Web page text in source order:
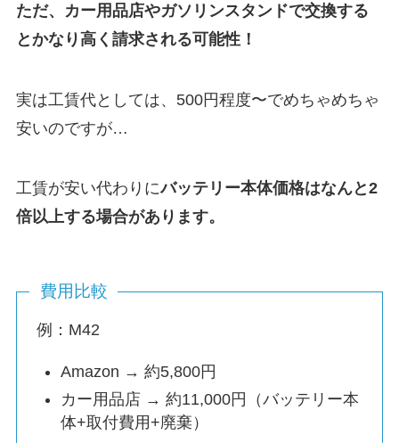
ただ、カー用品店やガソリンスタンドで交換する
とかなり高く請求される可能性！
実は工賃代としては、500円程度〜でめちゃめちゃ
安いのですが…
工賃が安い代わりにバッテリー本体価格はなんと2
倍以上する場合があります。
費用比較
例：M42
Amazon → 約5,800円
カー用品店 → 約11,000円（バッテリー本
体+取付費用+廃棄）